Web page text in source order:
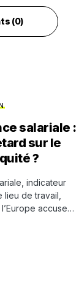
(0)
salariale :
sur le
?
indicateur
lieu de travail,
accuse…